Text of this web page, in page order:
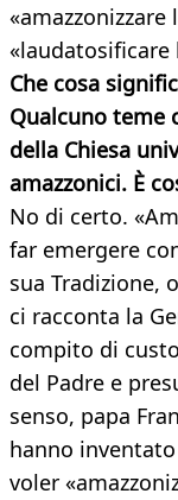
«amazzonizzare
«laudatosificare
Che cosa
Qualcuno teme
della Chiesa
amazzonici. È
No di certo.
far emergere
sua Tradizione,
ci racconta la
compito di
del Padre e
senso, papa
hanno
voler